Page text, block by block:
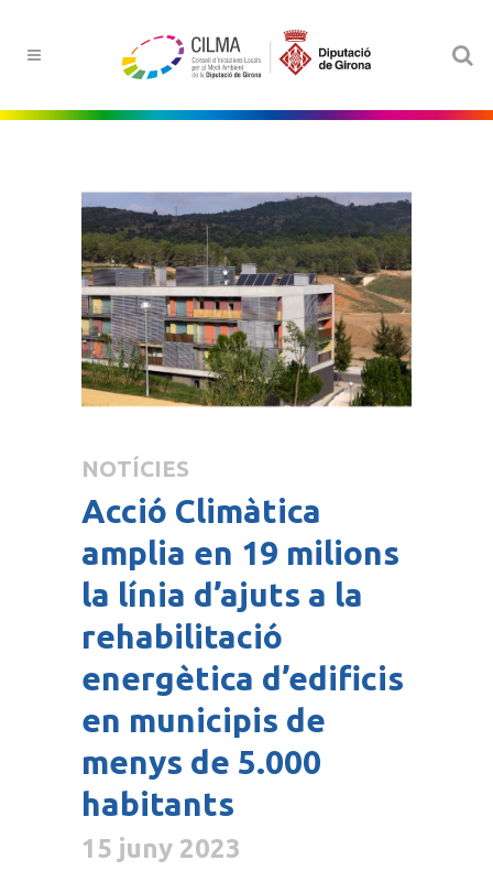
NOTÍCIES
Acció Climàtica
amplia en 19 milions
la línia d’ajuts a la
rehabilitació
energètica d’edificis
en municipis de
menys de 5.000
habitants
15 juny 2023